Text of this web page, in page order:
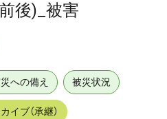
後)_被害
への備え 被災状況
イブ（承継）